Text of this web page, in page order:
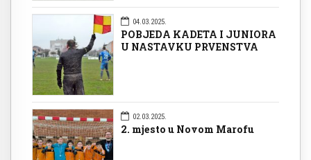
04.03.2025.
POBJEDA KADETA I JUNIORA
U NASTAVKU PRVENSTVA
02.03.2025.
2. mjesto u Novom Marofu